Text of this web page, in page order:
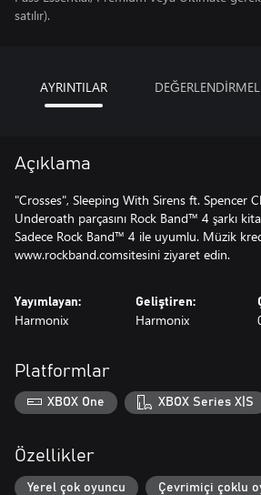
satılır).
AYRINTILAR
Açıklama
"Crosses", Sleeping With Sirens ft. Spencer
Underoath parçasını Rock Band™ 4 şarkı
Sadece Rock Band™ 4 ile uyumlu. Müzik
www.rockband.comsitesini ziyaret edin.
Yayımlayan:
Harmonix
Geliştiren:
Harmonix
Platformlar
XBOX One XBOX Series X|S
Özellikler
Yerel çok oyuncu Çevrimiçi çoklu